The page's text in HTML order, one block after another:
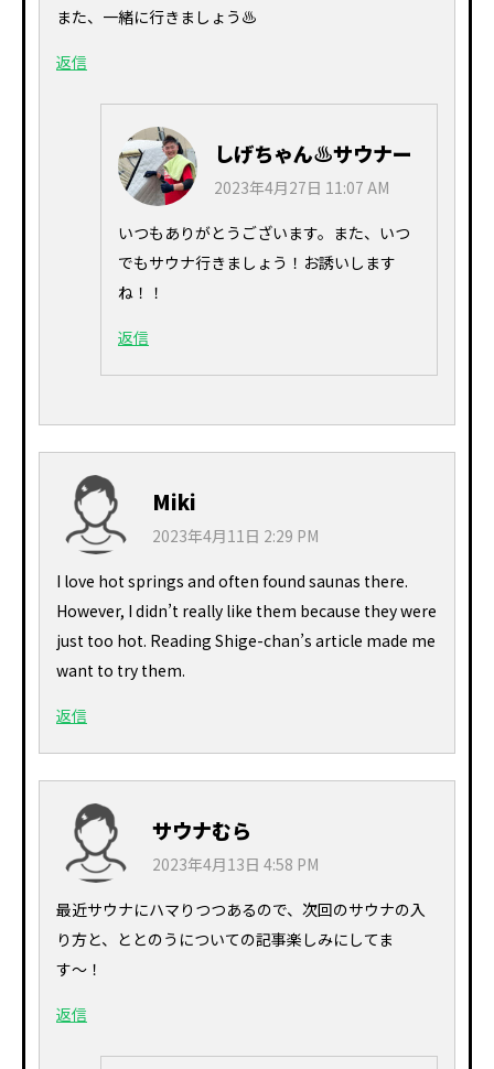
また、一緒に行きましょう♨︎
返信
しげちゃん♨サウナー
2023年4月27日 11:07 AM
いつもありがとうございます。また、いつ
でもサウナ行きましょう！お誘いします
ね！！
返信
Miki
2023年4月11日 2:29 PM
I love hot springs and often found saunas there.
However, I didn’t really like them because they were
just too hot. Reading Shige-chan’s article made me
want to try them.
返信
サウナむら
2023年4月13日 4:58 PM
最近サウナにハマりつつあるので、次回のサウナの入
り方と、ととのうについての記事楽しみにしてま
す〜！
返信